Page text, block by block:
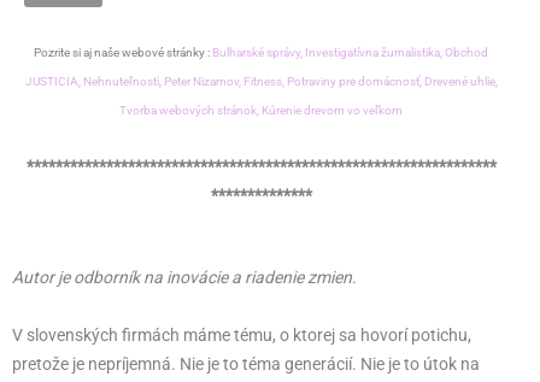
Pozrite si aj naše webové stránky : Bulharské správy, Investigatívna žurnalistika, Obchod
JUSTICIA, Nehnuteľnosti, Peter Nizamov, Fitness, Potraviny pre domácnosť, Drevené uhlie,
Tvorba webových stránok, Kúrenie drevom vo veľkom
*****************************************************************
**************
Autor je odborník na inovácie a riadenie zmien.
V slovenských firmách máme tému, o ktorej sa hovorí potichu,
pretože je nepríjemná. Nie je to téma generácií. Nie je to útok na